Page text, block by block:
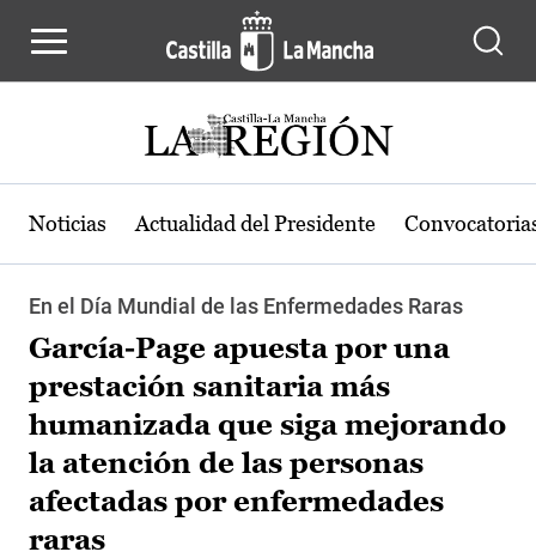
Noticias Actualidad del Presidente
En el Día Mundial de las Enfermedades Raras
García-Page apuesta por una
prestación sanitaria más
humanizada que siga mejorando
la atención de las personas
afectadas por enfermedades
raras